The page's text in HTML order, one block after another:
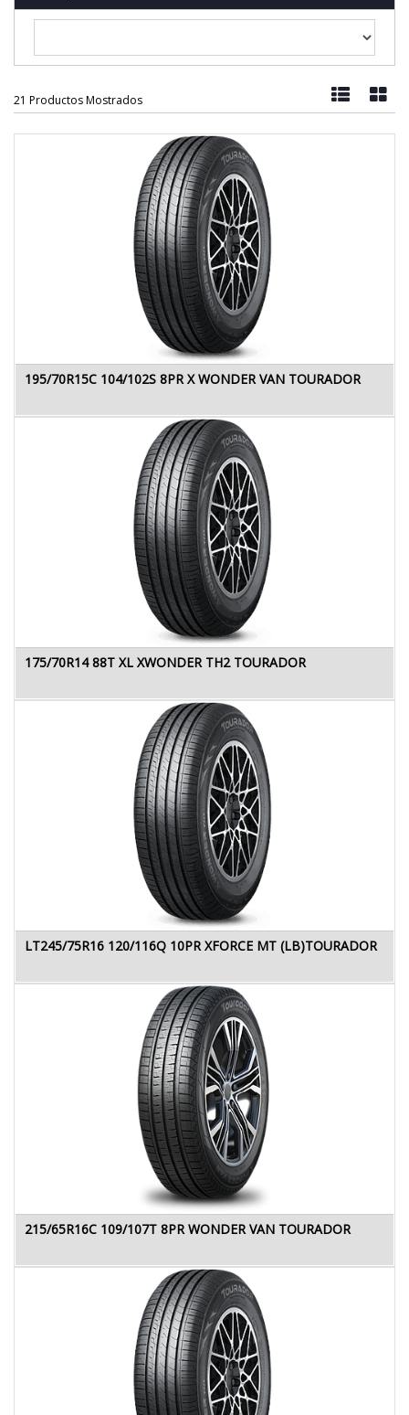
21 Productos Mostrados
195/70R15C 104/102S 8PR X WONDER VAN TOURADOR
175/70R14 88T XL XWONDER TH2 TOURADOR
LT245/75R16 120/116Q 10PR XFORCE MT (LB)TOURADOR
215/65R16C 109/107T 8PR WONDER VAN TOURADOR